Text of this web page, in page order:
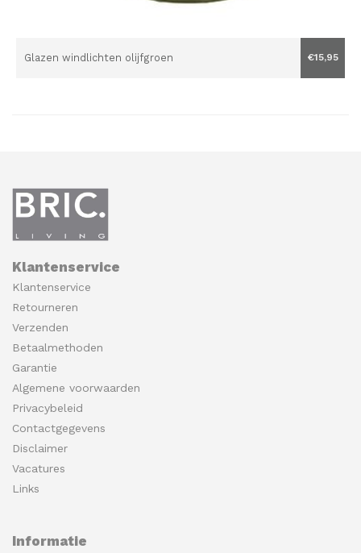
Glazen windlichten olijfgroen €15,95
Klantenservice
Klantenservice
Retourneren
Verzenden
Betaalmethoden
Garantie
Algemene voorwaarden
Privacybeleid
Contactgegevens
Disclaimer
Vacatures
Links
Informatie